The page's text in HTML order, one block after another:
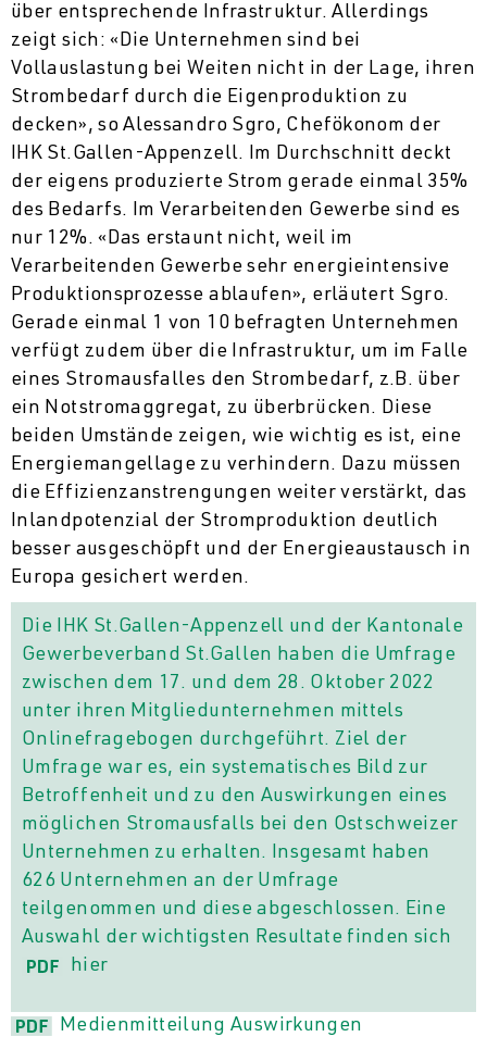
über entsprechende Infrastruktur. Allerdings
zeigt sich: «Die Unternehmen sind bei
Vollauslastung bei Weiten nicht in der Lage, ihren
Strombedarf durch die Eigenproduktion zu
decken», so Alessandro Sgro, Chefökonom der
IHK St.Gallen-Appenzell. Im Durchschnitt deckt
der eigens produzierte Strom gerade einmal 35%
des Bedarfs. Im Verarbeitenden Gewerbe sind es
nur 12%. «Das erstaunt nicht, weil im
Verarbeitenden Gewerbe sehr energieintensive
Produktionsprozesse ablaufen», erläutert Sgro.
Gerade einmal 1 von 10 befragten Unternehmen
verfügt zudem über die Infrastruktur, um im Falle
eines Stromausfalles den Strombedarf, z.B. über
ein Notstromaggregat, zu überbrücken. Diese
beiden Umstände zeigen, wie wichtig es ist, eine
Energiemangellage zu verhindern. Dazu müssen
die Effizienzanstrengungen weiter verstärkt, das
Inlandpotenzial der Stromproduktion deutlich
besser ausgeschöpft und der Energieaustausch in
Europa gesichert werden.
Die IHK St.Gallen-Appenzell und der Kantonale
Gewerbeverband St.Gallen haben die Umfrage
zwischen dem 17. und dem 28. Oktober 2022
unter ihren Mitgliedunternehmen mittels
Onlinefragebogen durchgeführt. Ziel der
Umfrage war es, ein systematisches Bild zur
Betroffenheit und zu den Auswirkungen eines
möglichen Stromausfalls bei den Ostschweizer
Unternehmen zu erhalten. Insgesamt haben
626 Unternehmen an der Umfrage
teilgenommen und diese abgeschlossen. Eine
Auswahl der wichtigsten Resultate finden sich
hier
Medienmitteilung Auswirkungen